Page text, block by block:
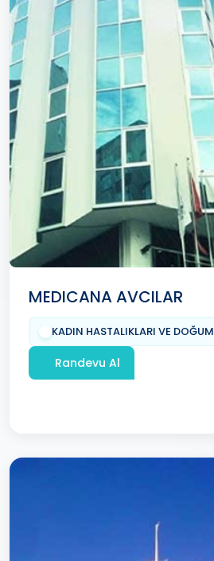
MEDICANA AVCILAR
KADIN HASTALIKLARI VE DOĞUM
Randevu Al